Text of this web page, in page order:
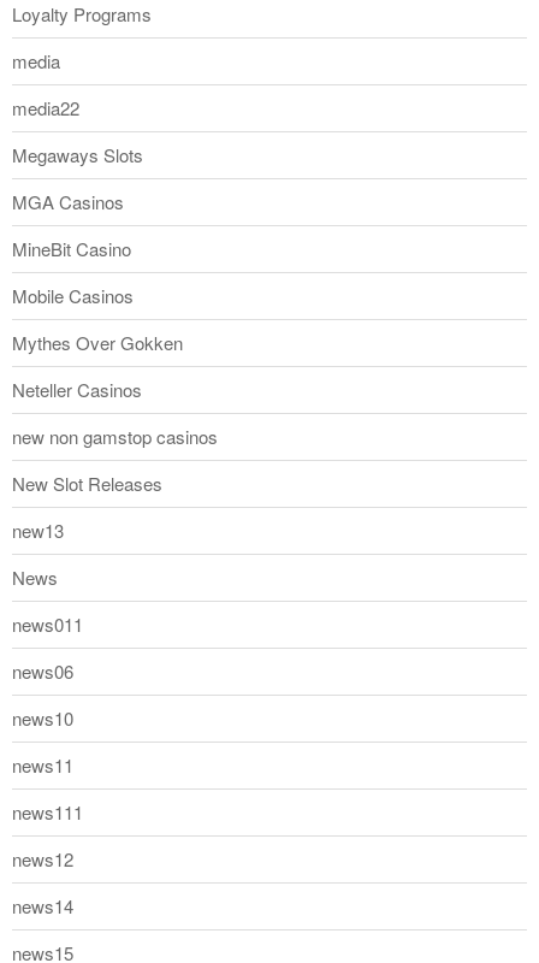
Loyalty Programs
media
media22
Megaways Slots
MGA Casinos
MineBit Casino
Mobile Casinos
Mythes Over Gokken
Neteller Casinos
new non gamstop casinos
New Slot Releases
new13
News
news011
news06
news10
news11
news111
news12
news14
news15